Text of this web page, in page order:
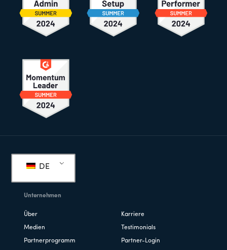
DE
Unternehmen
Über Karriere
Medien Testimonials
Partnerprogramm Partner-Login